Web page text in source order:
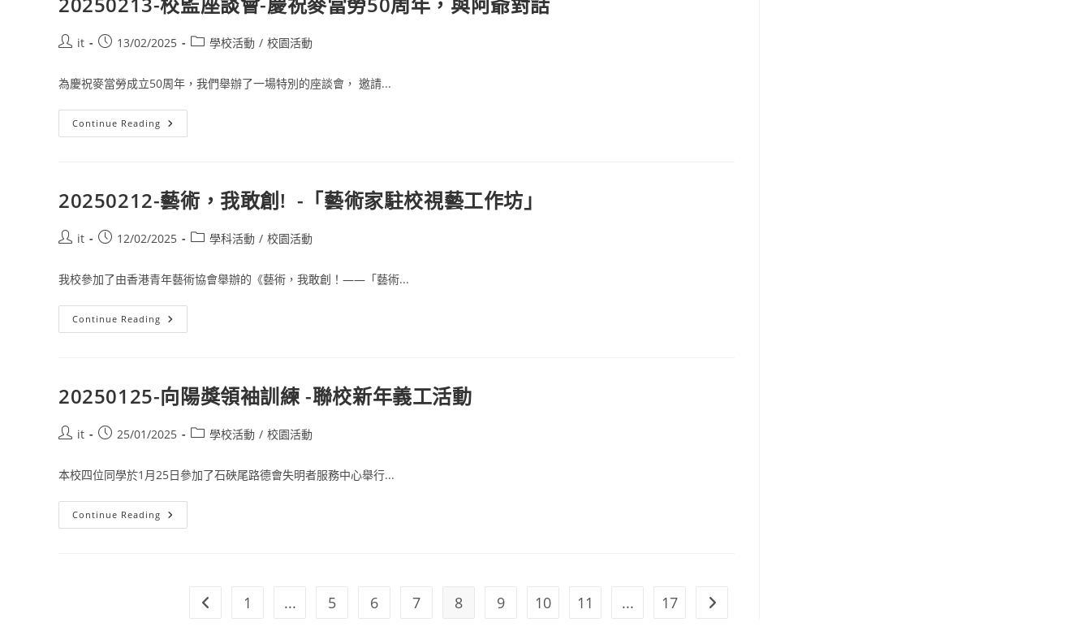
it 13/02/2025 學校活動 / 校園活動
為慶祝麥當勞成立50周年，我們舉辦了一場特別的座談會， 邀請...
Continue Reading
20250212-藝術，我敢創! -「藝術家駐校視藝工作坊」
it 12/02/2025 學科活動 / 校園活動
我校參加了由香港青年藝術協會舉辦的《藝術，我敢創！——「藝術...
Continue Reading
20250125-向陽獎領袖訓練 -聯校新年義工活動
it 25/01/2025 學校活動 / 校園活動
本校四位同學於1月25日參加了石硤尾路德會失明者服務中心舉行...
Continue Reading
1 ... 5 6 7 8 9 10 11 ... 17